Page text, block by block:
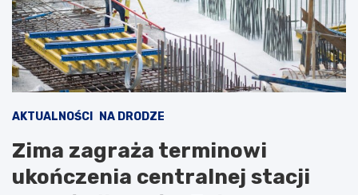
AKTUALNOŚCI NA DRODZE
Zima zagraża terminowi
ukończenia centralnej stacji